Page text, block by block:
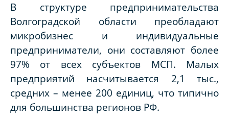
В структуре предпринимательства
Волгоградской области преобладают
микробизнес и индивидуальные
предприниматели, они составляют более
97% от всех субъектов МСП. Малых
предприятий насчитывается 2,1 тыс.,
средних – менее 200 единиц, что типично
для большинства регионов РФ.